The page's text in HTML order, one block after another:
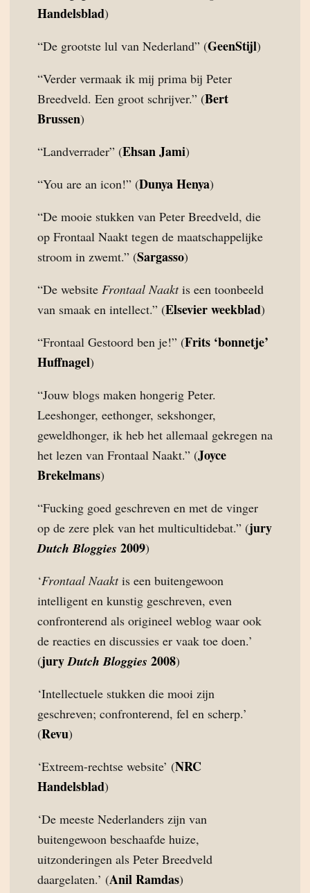
Handelsblad)
“De grootste lul van Nederland” (GeenStijl)
“Verder vermaak ik mij prima bij Peter
Breedveld. Een groot schrijver.” (Bert
Brussen)
“Landverrader” (Ehsan Jami)
“You are an icon!” (Dunya Henya)
“De mooie stukken van Peter Breedveld, die
op Frontaal Naakt tegen de maatschappelijke
stroom in zwemt.” (Sargasso)
“De website Frontaal Naaktis een toonbeeld
van smaak en intellect.” (Elsevier weekblad)
“Frontaal Gestoord ben je!” (Frits ‘bonnetje’
Huffnagel)
“Jouw blogs maken hongerig Peter.
Leeshonger, eethonger, sekshonger,
geweldhonger, ik heb het allemaal gekregen na
het lezen van Frontaal Naakt.” (Joyce
Brekelmans)
“Fucking goed geschreven en met de vinger
op de zere plek van het multicultidebat.” (jury
Dutch Bloggies 2009)
‘Frontaal Naaktis een buitengewoon
intelligent en kunstig geschreven, even
confronterend als origineel weblog waar ook
de reacties en discussies er vaak toe doen.’
(juryDutch Bloggies 2008)
‘Intellectuele stukken die mooi zijn
geschreven; confronterend, fel en scherp.’
(Revu)
‘Extreem-rechtse website’ (NRC
Handelsblad)
‘De meeste Nederlanders zijn van
buitengewoon beschaafde huize,
uitzonderingen als Peter Breedveld
daargelaten.’ (Anil Ramdas)